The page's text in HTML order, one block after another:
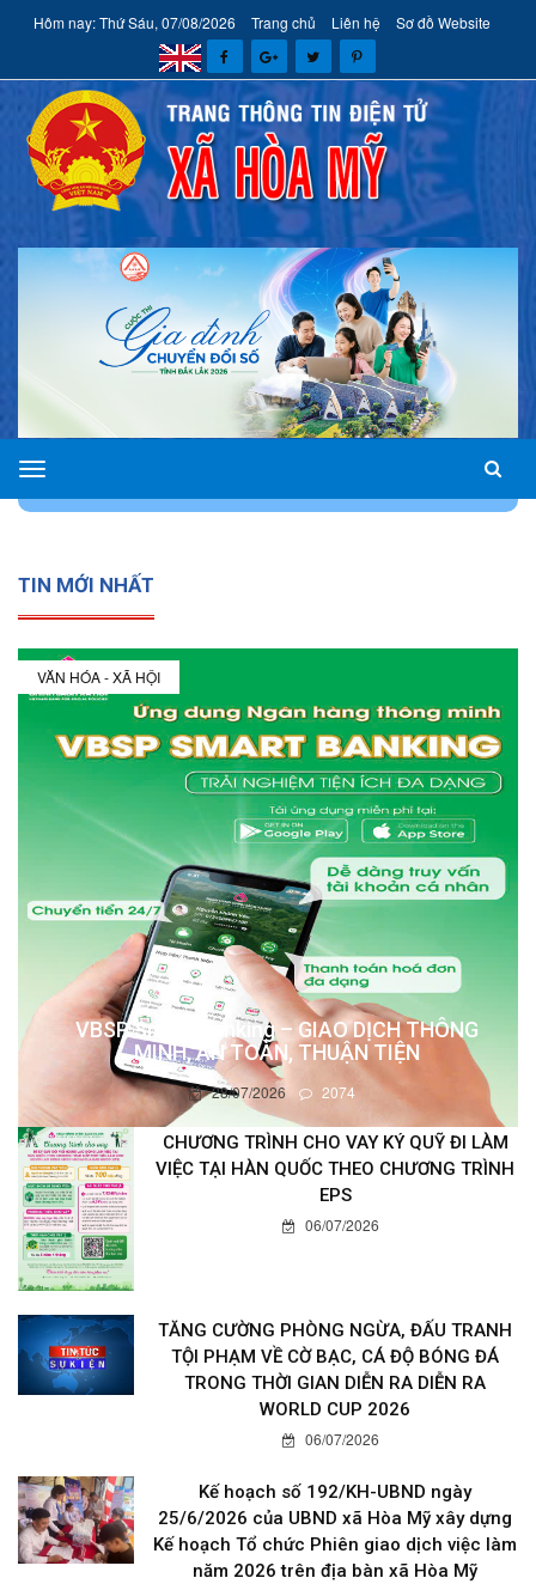
Hôm nay: Thứ Sáu, 07/08/2026 Trang chủ Liên hệ Sơ đồ Website
xã
Hòa
TIN MỚI NHẤT
VĂN HÓA - XÃ HỘI
VBSP Smart Banking – GIAO DỊCH THÔNG
MINH, AN TOÀN, THUẬN TIỆN
28/07/2026 2074
CHƯƠNG TRÌNH CHO VAY KÝ QUỸ ĐI LÀM
VIỆC TẠI HÀN QUỐC THEO CHƯƠNG TRÌNH
EPS
06/07/2026
TĂNG CƯỜNG PHÒNG NGỪA, ĐẤU TRANH
TỘI PHẠM VỀ CỜ BẠC, CÁ ĐỘ BÓNG ĐÁ
TRONG THỜI GIAN DIỄN RA DIỄN RA
WORLD CUP 2026
06/07/2026
Kế hoạch số 192/KH-UBND ngày
25/6/2026 của UBND xã Hòa Mỹ xây dựng
Kế hoạch Tổ chức Phiên giao dịch việc làm
năm 2026 trên địa bàn xã Hòa Mỹ